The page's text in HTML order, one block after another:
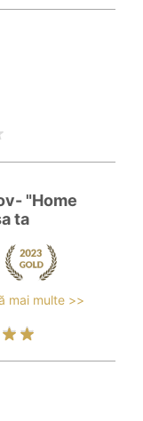
"Home
ta
mai multe >>